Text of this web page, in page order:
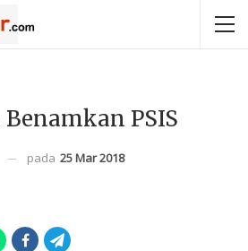
PSIS
pada 25 Mar 2018